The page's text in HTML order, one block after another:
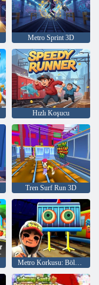
Metro Sprint 3D
Hızlı Koşucu
Tren Surf Run 3D
Metro Korkusu: Bölüm 1